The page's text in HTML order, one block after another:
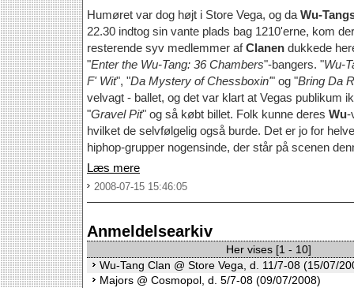
Humøret var dog højt i Store Vega, og da Wu-
22.30 indtog sin vante plads bag 1210'erne, kom
resterende syv medlemmer afClanen dukkede
"Enter the Wu-Tang: 36 Chambers"-bangers. "Wu-
F' Wit", "Da Mystery of Chessboxin'" og "Bring Da
velvagt - ballet, og det var klart at Vegas publikum
"Gravel Pit" og så købt billet. Folk kunne deres Wu-
hvilket de selvfølgelig også burde. Det er jo for
hiphop-grupper nogensinde, der står på scenen
Læs mere
2008-07-15 15:46:05
Anmeldelsearkiv
Her vises [1 - 10]
Wu-Tang Clan @ Store Vega, d. 11/7-08 (15/07/
Majors @ Cosmopol, d. 5/7-08 (09/07/2008)